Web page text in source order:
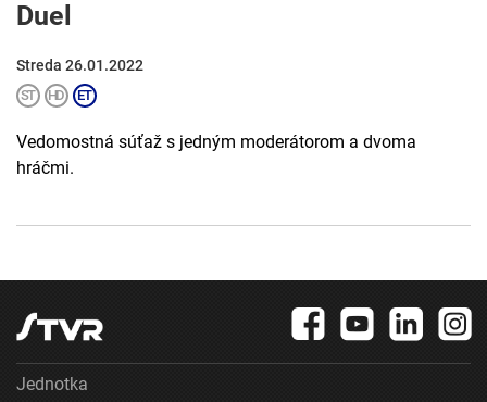
Duel
Streda 26.01.2022
Vedomostná súťaž s jedným moderátorom a dvoma
hráčmi.
Jednotka